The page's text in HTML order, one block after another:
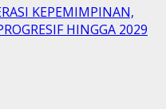
KEPEMIMPINAN,
HINGGA 2029